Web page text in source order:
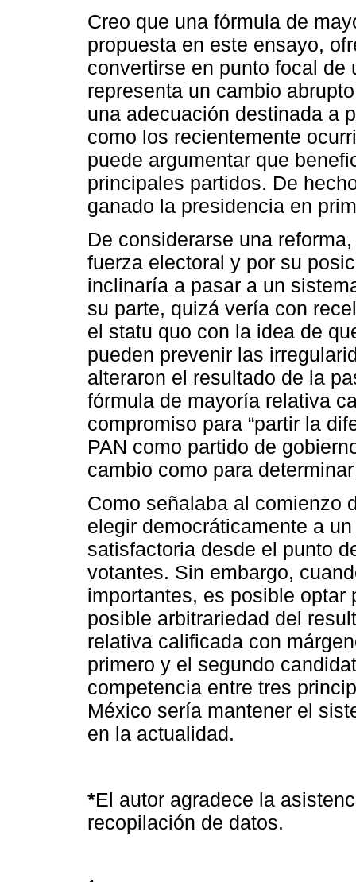
Creo que una fórmula de
propuesta en este ensayo,
convertirse en punto focal de
representa un cambio
una adecuación destinada a
como los recientemente
puede argumentar que
principales partidos. De
ganado la presidencia en
De considerarse una
fuerza electoral y por su
inclinaría a pasar a un
su parte, quizá vería con
el statu quo con la idea de
pueden prevenir las
alteraron el resultado de la
fórmula de mayoría relativa
compromiso para “partir la
PAN como partido de
cambio como para
Como señalaba al comienzo
elegir democráticamente a
satisfactoria desde el punto
votantes. Sin embargo,
importantes, es posible
posible arbitrariedad del
relativa calificada con
primero y el segundo
competencia entre tres
México sería mantener el
en la actualidad.
*El autor agradece la
recopilación de datos.